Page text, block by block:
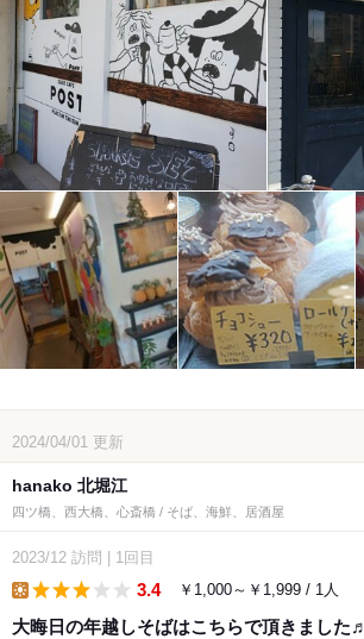
2024/04/01 更新
hanako 北堀江
四ツ橋、西大橋、心斎橋 / そば、海鮮、居酒屋
2023/12 訪問 1回目
3.4 ￥1,000～￥1,999 / 1人
大晦日の年越しそばはこちらで頂きました♬